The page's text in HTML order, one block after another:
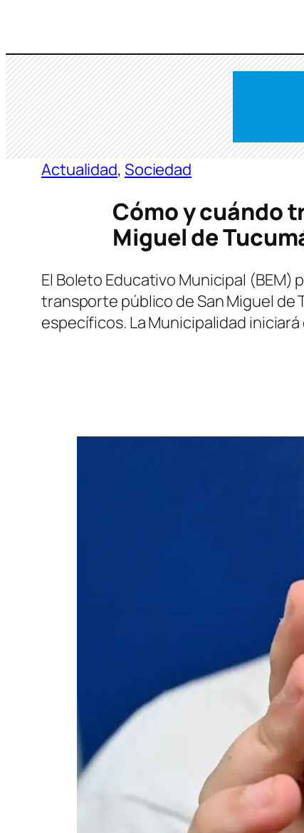
contenido
Actualidad, Sociedad
Cómo y cuándo
Miguel de
El Boleto Educativo Municipal
transporte público de San Miguel de
específicos. La Municipalidad